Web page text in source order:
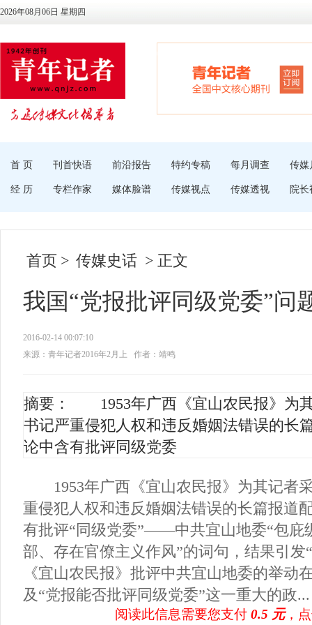
2026年08月06日 星期四
首 页 刊首快语 前沿报告 特约专稿 每月调查 传媒
经 历 专栏作家 媒体脸谱 传媒视点 传媒透视 院长
首页 > 传媒史话 > 正文
我国“党报批评同级党委”问
2016-02-14 00:07:10
来源：青年记者2016年2月上
作者：靖鸣
摘要： 1953年广西《宜山农民报》为
书记严重侵犯人权和违反婚姻法错误的长
论中含有批评同级党委
1953年广西《宜山农民报》为其记者
重侵犯人权和违反婚姻法错误的长篇报道
有批评“同级党委”——中共宜山地委“包庇
部、存在官僚主义作风”的词句，结果引发
《宜山农民报》批评中共宜山地委的举动
及“党报能否批评同级党委”这一重大的政...
阅读此信息需要您支付 0.5 元，